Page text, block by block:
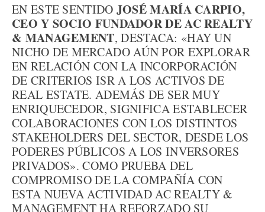
EN ESTE SENTIDO JOSÉ MARÍA CARPIO,
CEO Y SOCIO FUNDADOR DE AC REALTY
& MANAGEMENT, DESTACA: «HAY UN
NICHO DE MERCADO AÚN POR EXPLORAR
EN RELACIÓN CON LA INCORPORACIÓN
DE CRITERIOS ISR A LOS ACTIVOS DE
REAL ESTATE. ADEMÁS DE SER MUY
ENRIQUECEDOR, SIGNIFICA ESTABLECER
COLABORACIONES CON LOS DISTINTOS
STAKEHOLDERS DEL SECTOR, DESDE LOS
PODERES PÚBLICOS A LOS INVERSORES
PRIVADOS». COMO PRUEBA DEL
COMPROMISO DE LA COMPAÑÍA CON
ESTA NUEVA ACTIVIDAD AC REALTY &
MANAGEMENT HA REFORZADO SU